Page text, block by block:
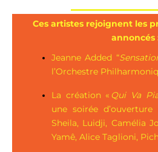
Ces artistes rejoignent les
annoncés
Jeanne Added “
l’Orchestre
La création « Qui Va
une soirée d’ouverture
Sheila, Luidji, Camélia
Yamê, Alice Taglioni,